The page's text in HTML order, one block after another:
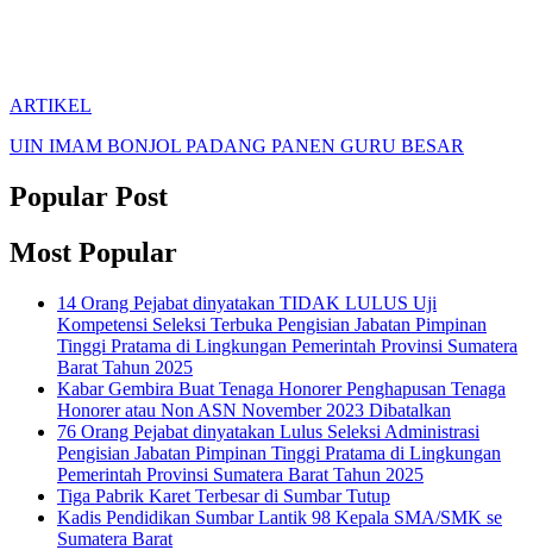
ARTIKEL
UIN IMAM BONJOL PADANG PANEN GURU BESAR
Popular Post
Most Popular
14 Orang Pejabat dinyatakan TIDAK LULUS Uji
Kompetensi Seleksi Terbuka Pengisian Jabatan Pimpinan
Tinggi Pratama di Lingkungan Pemerintah Provinsi Sumatera
Barat Tahun 2025
Kabar Gembira Buat Tenaga Honorer Penghapusan Tenaga
Honorer atau Non ASN November 2023 Dibatalkan
76 Orang Pejabat dinyatakan Lulus Seleksi Administrasi
Pengisian Jabatan Pimpinan Tinggi Pratama di Lingkungan
Pemerintah Provinsi Sumatera Barat Tahun 2025
Tiga Pabrik Karet Terbesar di Sumbar Tutup
Kadis Pendidikan Sumbar Lantik 98 Kepala SMA/SMK se
Sumatera Barat